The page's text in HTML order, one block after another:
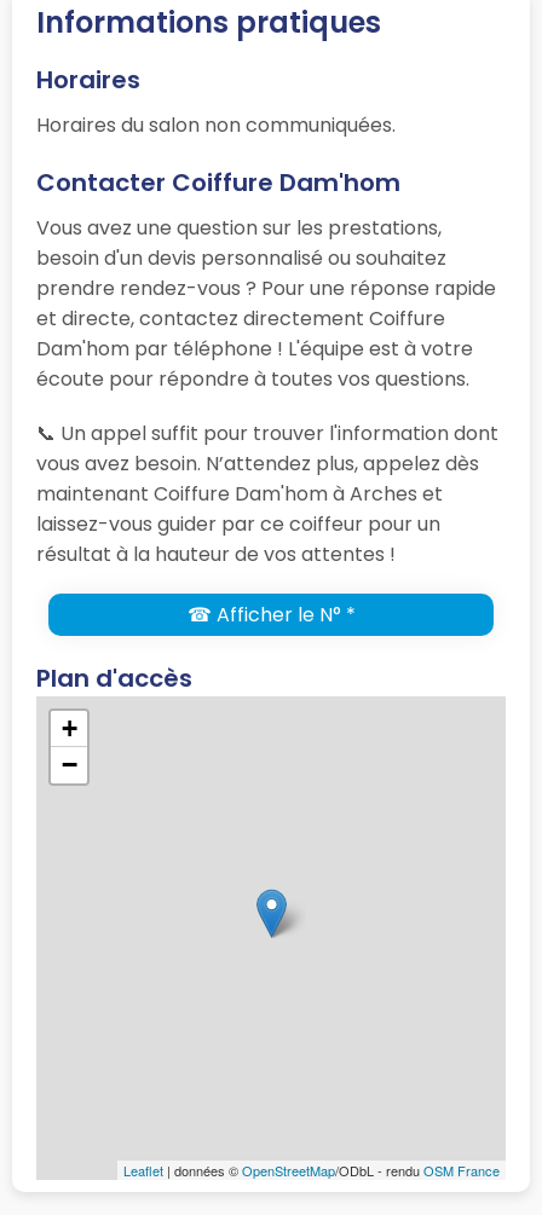
Informations pratiques
Horaires
Horaires du salon non communiquées.
Contacter Coiffure Dam'hom
Vous avez une question sur les prestations,
besoin d'un devis personnalisé ou souhaitez
prendre rendez-vous ? Pour une réponse rapide
et directe, contactez directement Coiffure
Dam'hom par téléphone ! L'équipe est à votre
écoute pour répondre à toutes vos questions.
📞 Un appel suffit pour trouver l'information dont
vous avez besoin. N’attendez plus, appelez dès
maintenant Coiffure Dam'hom à Arches et
laissez-vous guider par ce coiffeur pour un
résultat à la hauteur de vos attentes !
☎ Afficher le N° *
Plan d'accès
+
−
Leaflet | données ©OpenStreetMap/ODbL - renduOSM France